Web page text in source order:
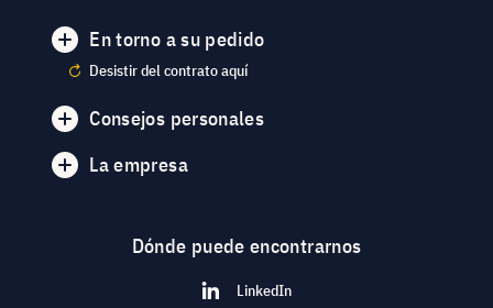
En torno a su pedido
Desistir del contrato aquí
Consejos personales
La empresa
Dónde puede encontrarnos
LinkedIn